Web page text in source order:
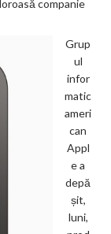
companie
Grup
ul
infor
matic
ameri
can
Appl
e a
depă
șit,
luni,